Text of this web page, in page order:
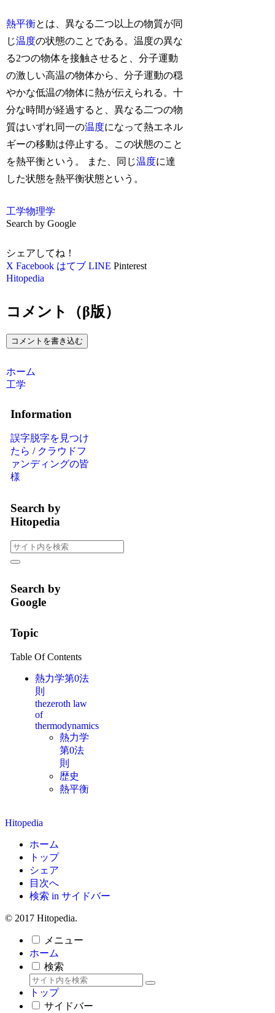
熱平衡とは、異なる二つ以上の物質が同
じ温度の状態のことである。温度の異な
る2つの物体を接触させると、分子運動
の激しい高温の物体から、分子運動の穏
やかな低温の物体に熱が伝えられる。十
分な時間が経過すると、異なる二つの物
質はいずれ同一の温度になって熱エネル
ギーの移動は停止する。この状態のこと
を熱平衡という。 また、同じ温度に達
した状態を熱平衡状態という。
工学物理学
Search by Google
シェアしてね！
X Facebook はてブ LINE Pinterest
Hitopedia
コメント（β版）
コメントを書き込む
ホーム
工学
Information
誤字脱字を見つけ
たら / クラウドフ
ァンディングの皆
様
Search by
Hitopedia
Search by
Google
Topic
Table Of Contents
熱力学第0法
則
thezeroth law
of
thermodynamics
熱力学
第0法
則
歴史
熱平衡
Hitopedia
ホーム
トップ
シェア
目次へ
検索 in サイドバー
© 2017 Hitopedia.
メニュー
ホーム
検索
トップ
サイドバー